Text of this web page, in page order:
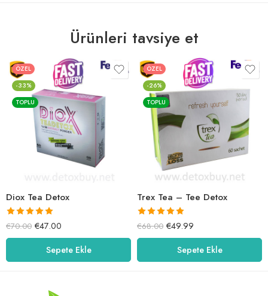
Ürünleri tavsiye et
ÖZEL
-33%
TOPLU
Diox Tea Detox
5 üzerinden
5.00oy aldı
€70.00 €47.00
Sepete Ekle
ÖZEL
-26%
TOPLU
Trex Tea – Tee Detox
5 üzerinden
5.00oy aldı
€68.00 €49.99
Sepete Ekle